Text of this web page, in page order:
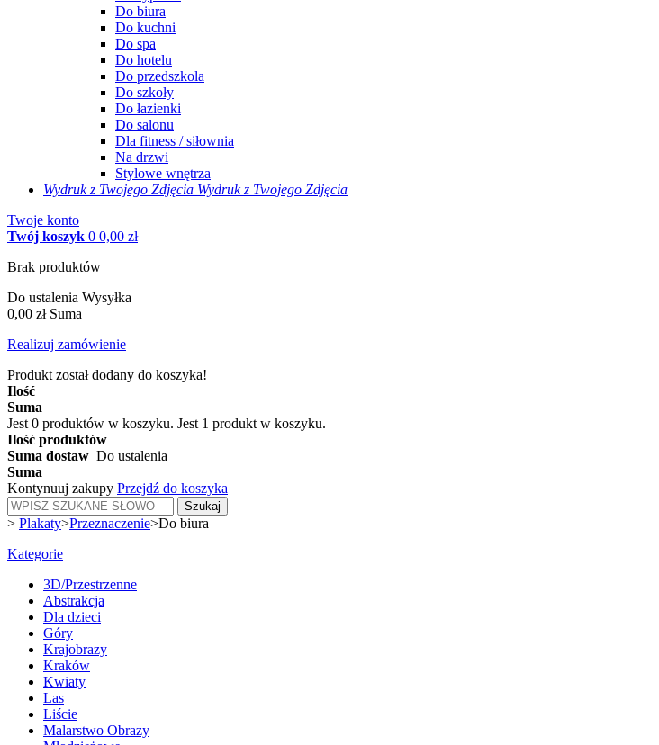
Do biura
Do kuchni
Do spa
Do hotelu
Do przedszkola
Do szkoły
Do łazienki
Do salonu
Dla fitness / siłownia
Na drzwi
Stylowe wnętrza
Wydruk z Twojego Zdjęcia Wydruk z Twojego Zdjęcia
Twoje konto
Twój koszyk 0 0,00 zł
Brak produktów
Do ustalenia Wysyłka
0,00 zł Suma
Realizuj zamówienie
Produkt został dodany do koszyka!
Ilość
Suma
Jest 0 produktów w koszyku. Jest 1 produkt w koszyku.
Ilość produktów
Suma dostaw Do ustalenia
Suma
Kontynuuj zakupy Przejdź do koszyka
Szukaj
> Plakaty>Przeznaczenie>Do biura
Kategorie
3D/Przestrzenne
Abstrakcja
Dla dzieci
Góry
Krajobrazy
Kraków
Kwiaty
Las
Liście
Malarstwo Obrazy